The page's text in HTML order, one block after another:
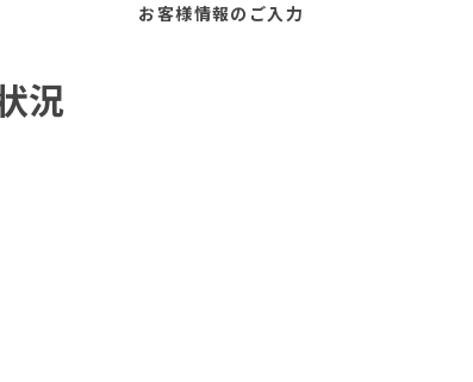
お客様情報の ご入力
況